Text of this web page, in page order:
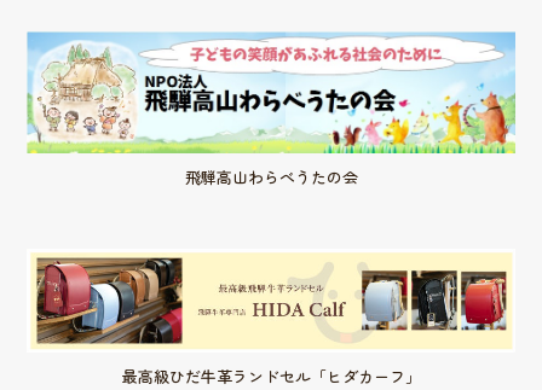
飛騨高山わらべうたの会
最高級ひだ牛革ランドセル「ヒダカーフ」